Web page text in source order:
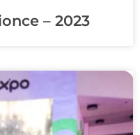
– 2023